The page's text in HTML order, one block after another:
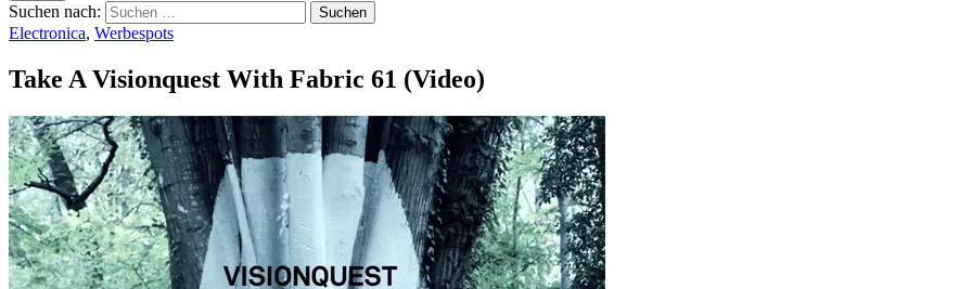
Suchen nach:
Electronica, Werbespots
Take A Visionquest With Fabric 61 (Video)